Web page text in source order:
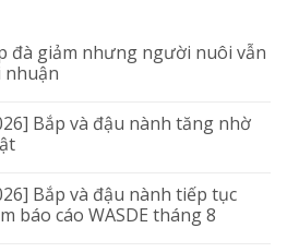
đà giảm nhưng người nuôi vẫn
nhuận
Bắp và đậu nành tăng nhờ
Bắp và đậu nành tiếp tục
báo cáo WASDE tháng 8